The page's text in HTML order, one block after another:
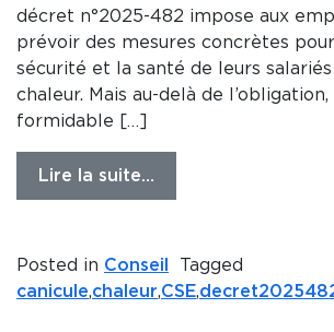
décret n°2025-482 impose aux
prévoir des mesures concrètes
sécurité et la santé de leurs
chaleur. Mais au-delà de l’obligation,
formidable […]
Lire la suite…
Posted in Conseil
Tagged
canicule,chaleur,CSE,